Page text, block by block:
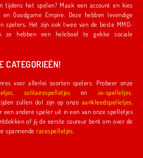
tijdens het spelen? Maak een account en kies
en Goodgame Empire. Deze hebben levendige
spelers. Het zijn ook twee van de beste MMO-
te gekke sociale
CATEGORIEËN!
voor allerlei soorten spelers. Probeer onze
solitairespelletjes en .io-spelletjes
Fashionista's van alle leeftijden zullen dol zijn op onze aankleedspelletjes
of jij de eerste coureur bent om over de
eindstreep te komen in onze spannenderacespelletjes